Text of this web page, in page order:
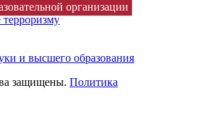
организации
и высшего образования
защищены. Политика